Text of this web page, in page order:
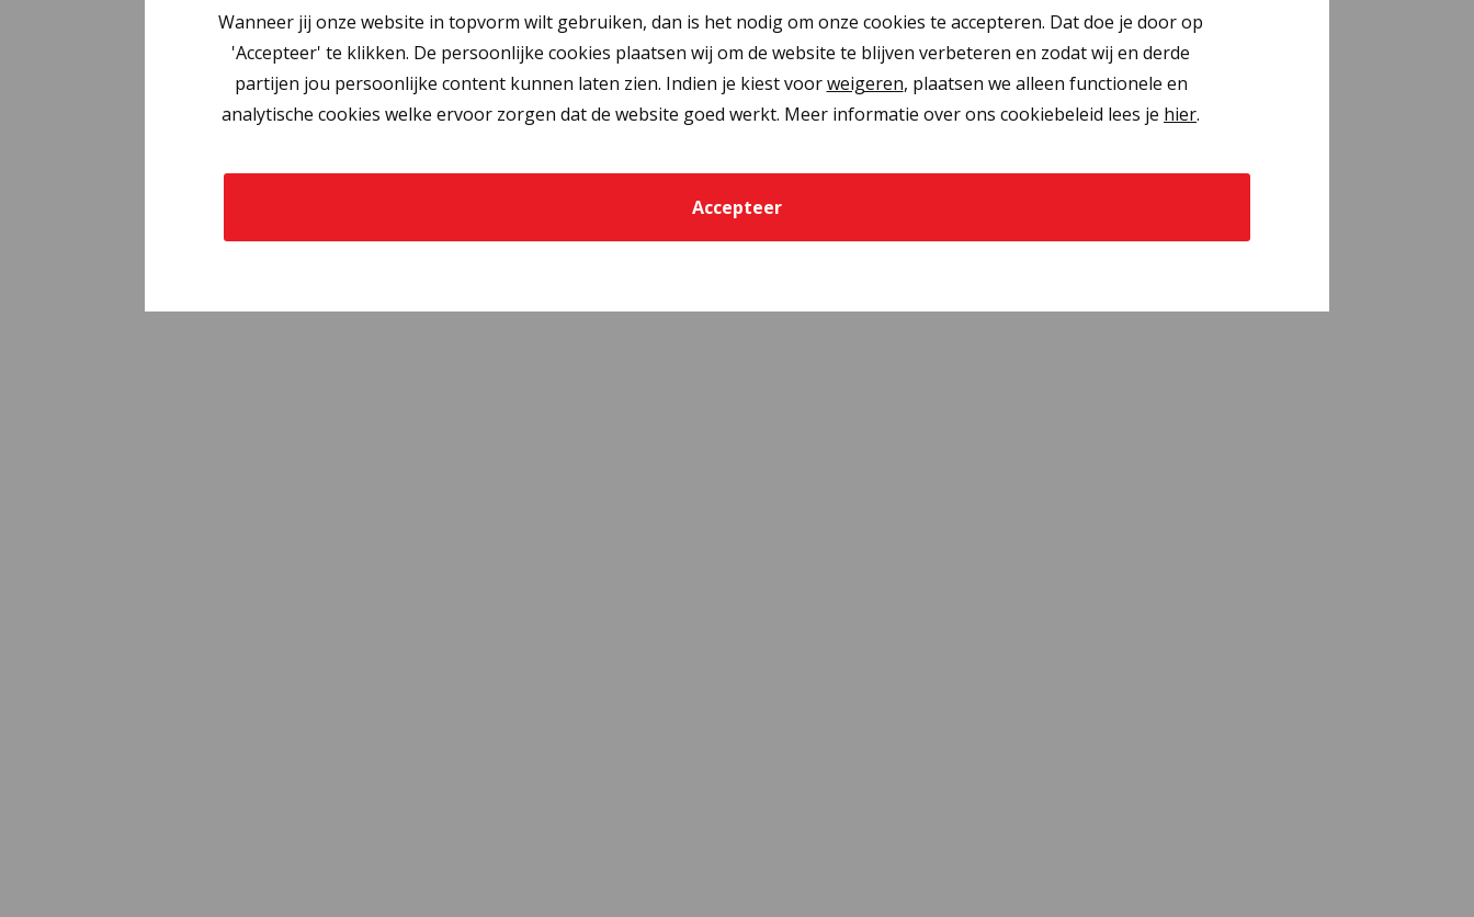
Wanneer jij onze website in topvorm wilt gebruiken, dan is het nodig om onze cookies te accepteren. Dat doe je door op
'Accepteer' te klikken. De persoonlijke cookies plaatsen wij om de website te blijven verbeteren en zodat wij en derde
partijen jou persoonlijke content kunnen laten zien. Indien je kiest voorweigeren, plaatsen we alleen functionele en
analytische cookies welke ervoor zorgen dat de website goed werkt. Meer informatie over ons cookiebeleid lees je hier.
Accepteer